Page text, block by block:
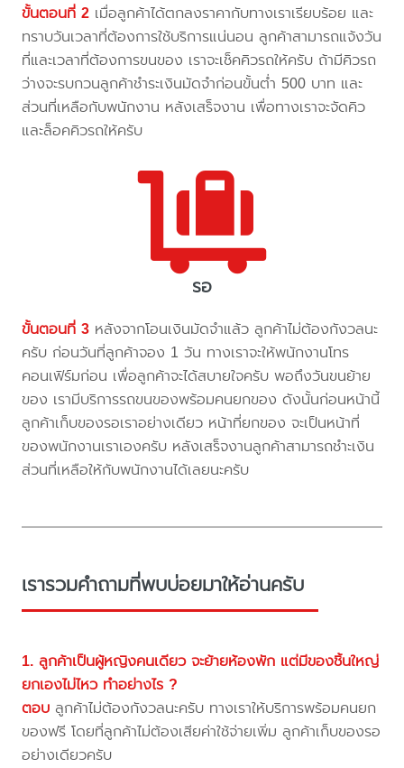
ขั้นตอนที่ 2 เมื่อลูกค้าได้ตกลงราคากับทางเราเรียบร้อย และ
ทราบวันเวลาที่ต้องการใช้บริการแน่นอน ลูกค้าสามารถแจ้งวัน
ที่และเวลาที่ต้องการขนของ เราจะเช็คคิวรถให้ครับ ถ้ามีคิวรถ
ว่างจะรบกวนลูกค้าชำระเงินมัดจำก่อนขั้นต่ำ 500 บาท และ
ส่วนที่เหลือกับพนักงาน หลังเสร็จงาน เพื่อทางเราจะจัดคิว
และล็อคคิวรถให้ครับ
รอ
ขั้นตอนที่ 3 หลังจากโอนเงินมัดจำแล้ว ลูกค้าไม่ต้องกังวลนะ
ครับ ก่อนวันที่ลูกค้าจอง 1 วัน ทางเราจะให้พนักงานโทร
คอนเฟิร์มก่อน เพื่อลูกค้าจะได้สบายใจครับ พอถึงวันขนย้าย
ของ เรามีบริการรถขนของพร้อมคนยกของ ดังนั้นก่อนหน้านี้
ลูกค้าเก็บของรอเราอย่างเดียว หน้าที่ยกของ จะเป็นหน้าที่
ของพนักงานเราเองครับ หลังเสร็จงานลูกค้าสามารถชำะเงิน
ส่วนที่เหลือให้กับพนักงานได้เลยนะครับ
เรารวมคำถามที่พบบ่อยมาให้อ่านครับ
1. ลูกค้าเป็นผู้หญิงคนเดียว จะย้ายห้องพัก แต่มีของชิ้นใหญ่
ยกเองไม่ไหว ทำอย่างไร ?
ตอบ ลูกค้าไม่ต้องกังวลนะครับ ทางเราให้บริการพร้อมคนยก
ของฟรี โดยที่ลูกค้าไม่ต้องเสียค่าใช้จ่ายเพิ่ม ลูกค้าเก็บของรอ
อย่างเดียวครับ